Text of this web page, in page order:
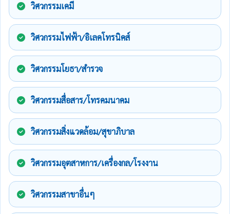
วิศวกรรมเคมี
วิศวกรรมไฟฟ้า/อิเลคโทรนิคส์
วิศวกรรมโยธา/สำรวจ
วิศวกรรมสื่อสาร/โทรคมนาคม
วิศวกรรมสิ่งแวดล้อม/สุขาภิบาล
วิศวกรรมอุตสาหการ/เครื่องกล/โรงงาน
วิศวกรรมสาขาอื่นๆ